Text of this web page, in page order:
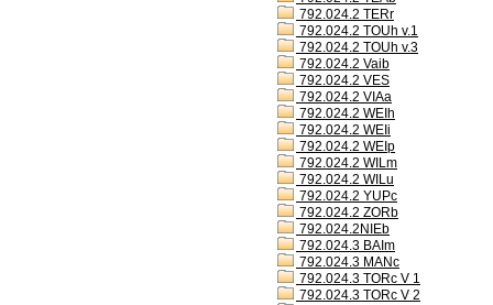
792.024.2 TERr
792.024.2 TOUh v.1
792.024.2 TOUh v.3
792.024.2 Vaib
792.024.2 VES
792.024.2 VIAa
792.024.2 WEIh
792.024.2 WEIi
792.024.2 WEIp
792.024.2 WILm
792.024.2 WILu
792.024.2 YUPc
792.024.2 ZORb
792.024.2NIEb
792.024.3 BAIm
792.024.3 MANc
792.024.3 TORc V 1
792.024.3 TORc V 2